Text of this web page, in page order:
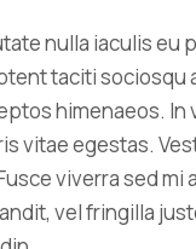
nulla iaculis eu
taciti sociosqu
himenaeos. In
vitae egestas.
viverra sed mi
vel fringilla